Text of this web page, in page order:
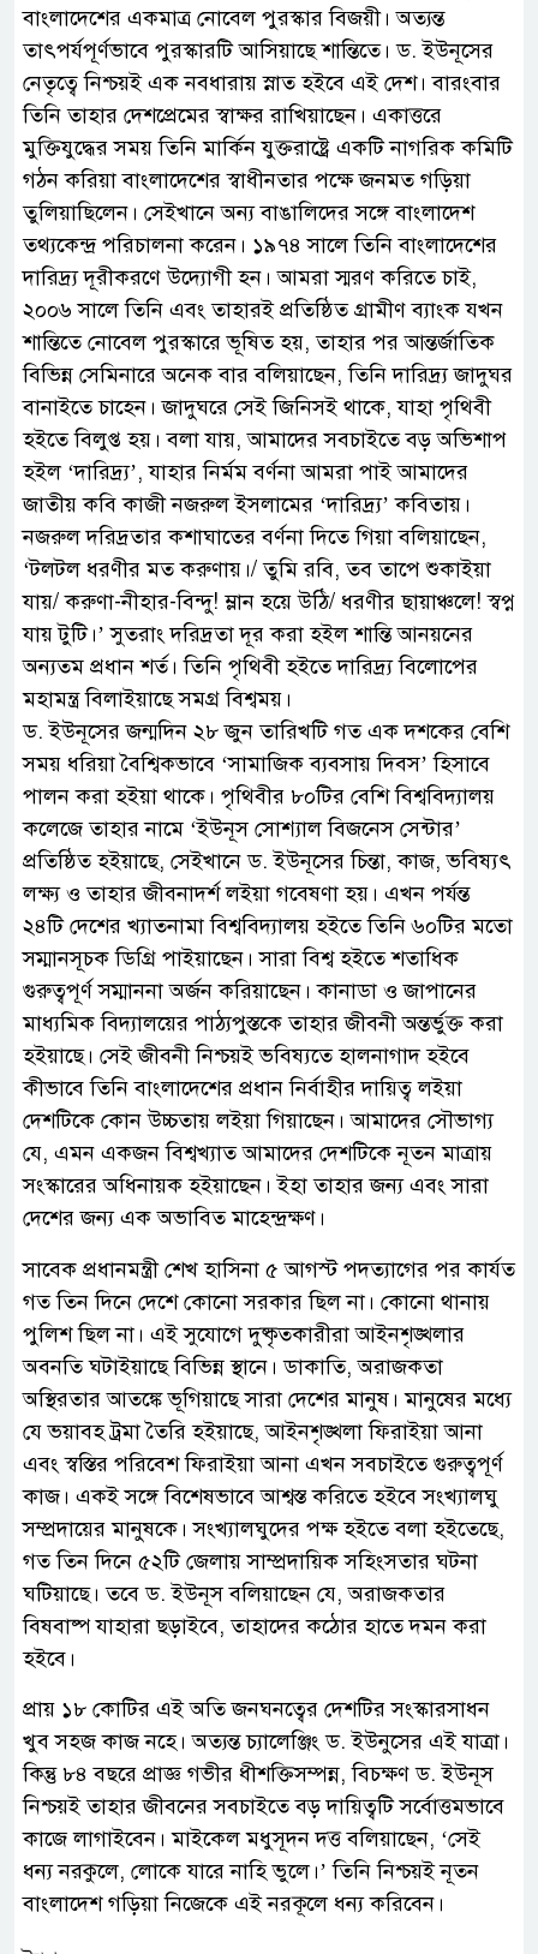
বাংলাদেশের একমাত্র নোবেল পুরস্কার বিজয়ী। অত্যন্ত
তাৎপর্যপূর্ণভাবে পুরস্কারটি আসিয়াছে শান্তিতে। ড. ইউনূসের
নেতৃত্বে নিশ্চয়ই এক নবধারায় স্নাত হইবে এই দেশ। বারংবার
তিনি তাহার দেশপ্রেমের স্বাক্ষর রাখিয়াছেন। একাত্তরে
মুক্তিযুদ্ধের সময় তিনি মার্কিন যুক্তরাষ্ট্রে একটি নাগরিক কমিটি
গঠন করিয়া বাংলাদেশের স্বাধীনতার পক্ষে জনমত গড়িয়া
তুলিয়াছিলেন। সেইখানে অন্য বাঙালিদের সঙ্গে বাংলাদেশ
তথ্যকেন্দ্র পরিচালনা করেন। ১৯৭৪ সালে তিনি বাংলাদেশের
দারিদ্র্য দূরীকরণে উদ্যোগী হন। আমরা স্মরণ করিতে চাই,
২০০৬ সালে তিনি এবং তাহারই প্রতিষ্ঠিত গ্রামীণ ব্যাংক যখন
শান্তিতে নোবেল পুরস্কারে ভূষিত হয়, তাহার পর আন্তর্জাতিক
বিভিন্ন সেমিনারে অনেক বার বলিয়াছেন, তিনি দারিদ্র্য জাদুঘর
বানাইতে চাহেন। জাদুঘরে সেই জিনিসই থাকে, যাহা পৃথিবী
হইতে বিলুপ্ত হয়। বলা যায়, আমাদের সবচাইতে বড় অভিশাপ
হইল ‘দারিদ্র্য’, যাহার নির্মম বর্ণনা আমরা পাই আমাদের
জাতীয় কবি কাজী নজরুল ইসলামের ‘দারিদ্র্য’ কবিতায়।
নজরুল দরিদ্রতার কশাঘাতের বর্ণনা দিতে গিয়া বলিয়াছেন,
‘টলটল ধরণীর মত করুণায়।/ তুমি রবি, তব তাপে শুকাইয়া
যায়/ করুণা-নীহার-বিন্দু! ম্লান হয়ে উঠি/ ধরণীর ছায়াঞ্চলে! স্বপ্ন
যায় টুটি।’ সুতরাং দরিদ্রতা দূর করা হইল শান্তি আনয়নের
অন্যতম প্রধান শর্ত। তিনি পৃথিবী হইতে দারিদ্র্য বিলোপের
মহামন্ত্র বিলাইয়াছে সমগ্র বিশ্বময়।
ড. ইউনূসের জন্মদিন ২৮ জুন তারিখটি গত এক দশকের বেশি
সময় ধরিয়া বৈশ্বিকভাবে ‘সামাজিক ব্যবসায় দিবস’ হিসাবে
পালন করা হইয়া থাকে। পৃথিবীর ৮০টির বেশি বিশ্ববিদ্যালয়
কলেজে তাহার নামে ‘ইউনূস সোশ্যাল বিজনেস সেন্টার’
প্রতিষ্ঠিত হইয়াছে, সেইখানে ড. ইউনূসের চিন্তা, কাজ, ভবিষ্যৎ
লক্ষ্য ও তাহার জীবনাদর্শ লইয়া গবেষণা হয়। এখন পর্যন্ত
২৪টি দেশের খ্যাতনামা বিশ্ববিদ্যালয় হইতে তিনি ৬০টির মতো
সম্মানসূচক ডিগ্রি পাইয়াছেন। সারা বিশ্ব হইতে শতাধিক
গুরুত্বপূর্ণ সম্মাননা অর্জন করিয়াছেন। কানাডা ও জাপানের
মাধ্যমিক বিদ্যালয়ের পাঠ্যপুস্তকে তাহার জীবনী অন্তর্ভুক্ত করা
হইয়াছে। সেই জীবনী নিশ্চয়ই ভবিষ্যতে হালনাগাদ হইবে
কীভাবে তিনি বাংলাদেশের প্রধান নির্বাহীর দায়িত্ব লইয়া
দেশটিকে কোন উচ্চতায় লইয়া গিয়াছেন। আমাদের সৌভাগ্য
যে, এমন একজন বিশ্বখ্যাত আমাদের দেশটিকে নূতন মাত্রায়
সংস্কারের অধিনায়ক হইয়াছেন। ইহা তাহার জন্য এবং সারা
দেশের জন্য এক অভাবিত মাহেন্দ্রক্ষণ।
সাবেক প্রধানমন্ত্রী শেখ হাসিনা ৫ আগস্ট পদত্যাগের পর কার্যত
গত তিন দিনে দেশে কোনো সরকার ছিল না। কোনো থানায়
পুলিশ ছিল না। এই সুযোগে দুষ্কৃতকারীরা আইনশৃঙ্খলার
অবনতি ঘটাইয়াছে বিভিন্ন স্থানে। ডাকাতি, অরাজকতা
অস্থিরতার আতঙ্কে ভূগিয়াছে সারা দেশের মানুষ। মানুষের মধ্যে
যে ভয়াবহ ট্রমা তৈরি হইয়াছে, আইনশৃঙ্খলা ফিরাইয়া আনা
এবং স্বস্তির পরিবেশ ফিরাইয়া আনা এখন সবচাইতে গুরুত্বপূর্ণ
কাজ। একই সঙ্গে বিশেষভাবে আশ্বস্ত করিতে হইবে সংখ্যালঘু
সম্প্রদায়ের মানুষকে। সংখ্যালঘুদের পক্ষ হইতে বলা হইতেছে,
গত তিন দিনে ৫২টি জেলায় সাম্প্রদায়িক সহিংসতার ঘটনা
ঘটিয়াছে। তবে ড. ইউনূস বলিয়াছেন যে, অরাজকতার
বিষবাষ্প যাহারা ছড়াইবে, তাহাদের কঠোর হাতে দমন করা
হইবে।
প্রায় ১৮ কোটির এই অতি জনঘনত্বের দেশটির সংস্কারসাধন
খুব সহজ কাজ নহে। অত্যন্ত চ্যালেঞ্জিং ড. ইউনুসের এই যাত্রা।
কিন্তু ৮৪ বছরে প্রাজ্ঞ গভীর ধীশক্তিসম্পন্ন, বিচক্ষণ ড. ইউনূস
নিশ্চয়ই তাহার জীবনের সবচাইতে বড় দায়িত্বটি সর্বোত্তমভাবে
কাজে লাগাইবেন। মাইকেল মধুসূদন দত্ত বলিয়াছেন, ‘সেই
ধন্য নরকুলে, লোকে যারে নাহি ভুলে।’ তিনি নিশ্চয়ই নূতন
বাংলাদেশ গড়িয়া নিজেকে এই নরকূলে ধন্য করিবেন।